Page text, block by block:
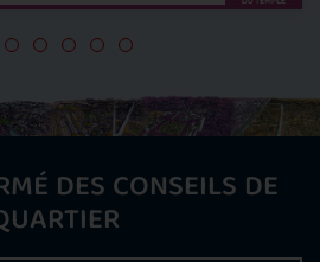
DES CONSEILS DE